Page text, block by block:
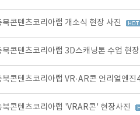
북콘텐츠코리아랩 개소식 현장 사진
북콘텐츠코리아랩 3D스캐닝톤 수업 현장
북콘텐츠코리아랩 VR·AR콘 언리얼엔진
북콘텐츠코리아랩 'VRAR콘' 현장사진